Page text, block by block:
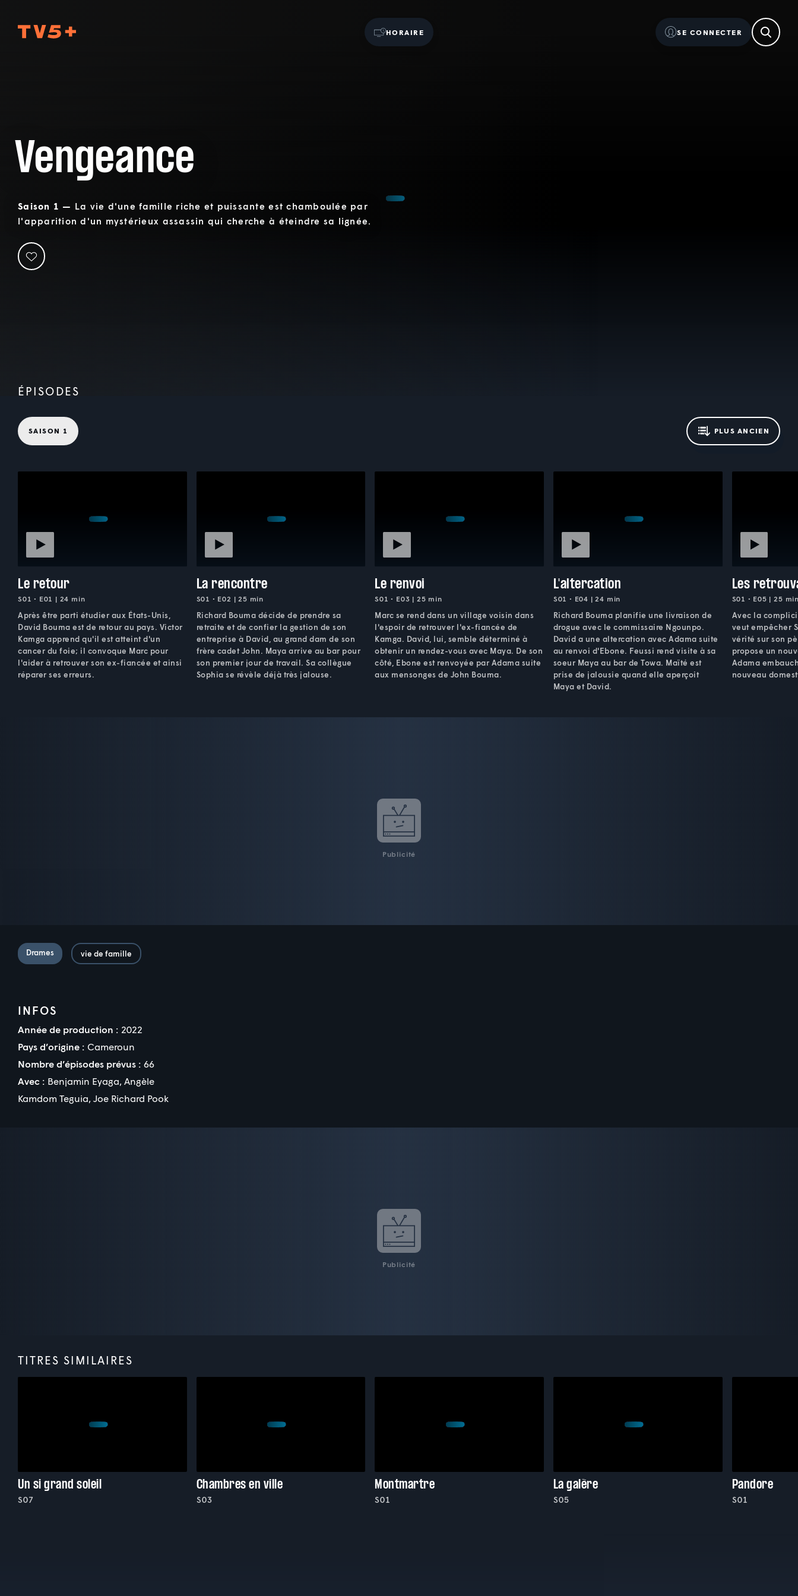
HORAIRE SE CONNECTER
Vengeance
Saison 1 — La vie d'une famille riche et puissante est chamboulée par
l'apparition d'un mystérieux assassin qui cherche à éteindre sa lignée.
ÉPISODES
SAISON 1 PLUS ANCIEN
Le retour
S01 • E01 | 24 min
Après être parti étudier aux États-Unis,
David Bouma est de retour au pays. Victor
Kamga apprend qu'il est atteint d'un
cancer du foie; il convoque Marc pour
l'aider à retrouver son ex-fiancée et ainsi
réparer ses erreurs.
La rencontre
S01 • E02 | 25 min
Richard Bouma décide de prendre sa
retraite et de confier la gestion de son
entreprise à David, au grand dam de son
frère cadet John. Maya arrive au bar pour
son premier jour de travail. Sa collègue
Sophia se révèle déjà très jalouse.
Le renvoi
S01 • E03 | 25 min
Marc se rend dans un village voisin dans
l'espoir de retrouver l'ex-fiancée de
Kamga. David, lui, semble déterminé à
obtenir un rendez-vous avec Maya. De son
côté, Ebone est renvoyée par Adama suite
aux mensonges de John Bouma.
L'altercation
S01 • E04 | 24 min
Richard Bouma planifie une livraison de
drogue avec le commissaire Ngounpo.
David a une altercation avec Adama suite
au renvoi d'Ebone. Feussi rend visite à sa
soeur Maya au bar de Towa. Maïté est
prise de jalousie quand elle aperçoit
Maya et David.
Les
S01 • E05 | 25
Avec la
veut empêcher
vérité sur son
propose un
Adama
nouveau
Publicité
Drames vie de famille
INFOS
Année de production : 2022
Pays d’origine : Cameroun
Nombre d’épisodes prévus : 66
Avec : Benjamin Eyaga Angèle
Kamdom Teguia
Joe Richard Pook
Publicité
TITRES SIMILAIRES
Un si grand soleil
S07
Chambres en ville
S03
Montmartre
S01
La galère
S05
Pandore
S01